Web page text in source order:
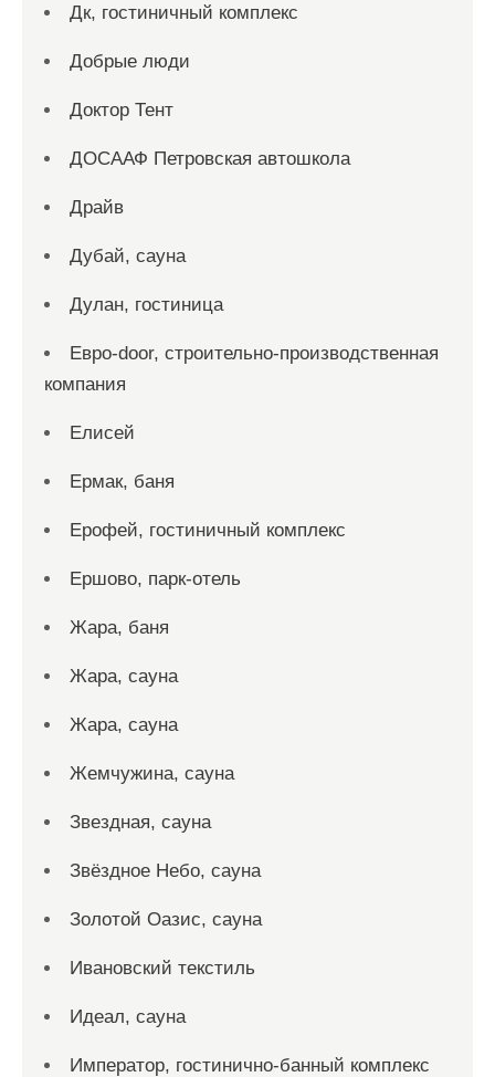
Дк, гостиничный комплекс
Добрые люди
Доктор Тент
ДОСААФ Петровская автошкола
Драйв
Дубай, сауна
Дулан, гостиница
Евро-door, строительно-производственная
компания
Елисей
Ермак, баня
Ерофей, гостиничный комплекс
Ершово, парк-отель
Жара, баня
Жара, сауна
Жара, сауна
Жемчужина, сауна
Звездная, сауна
Звёздное Небо, сауна
Золотой Оазис, сауна
Ивановский текстиль
Идеал, сауна
Император, гостинично-банный комплекс